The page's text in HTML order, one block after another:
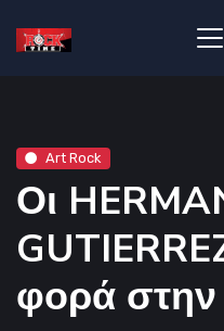
Art Rock
Οι
φορά